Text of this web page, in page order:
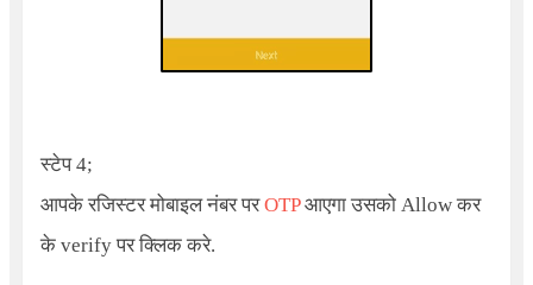
स्टेप 4;
आपके रजिस्टर मोबाइल नंबर परOTPआएगा उसको Allow कर
के verify पर क्लिक करे.